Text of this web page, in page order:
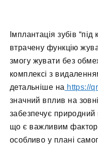
Імплантація зубів
втрачену функцію
змогу жувати без
комплексі з
детальніше на https://
значний вплив на
забезпечує природний
що є важливим
особливо у плані